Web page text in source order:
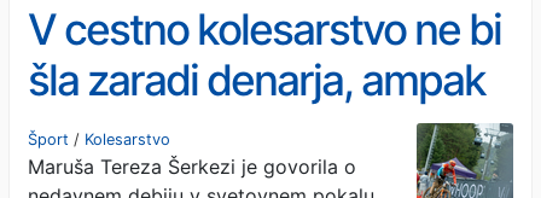
V cestno kolesarstvo ne bi
šla zaradi denarja, ampak
ker bi v gorskem dosegla
vse, kar lahko
Šport / Kolesarstvo
Maruša Tereza Šerkezi je govorila o